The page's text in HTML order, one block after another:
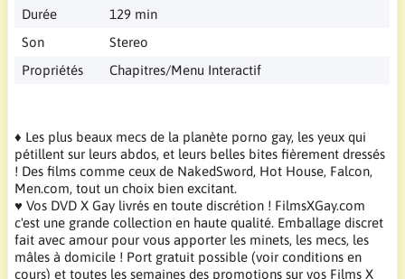
Durée
129 min
Son
Stereo
Propriétés
Chapitres/Menu Interactif
♦ Les plus beaux mecs de la planète porno gay, les yeux qui
pétillent sur leurs abdos, et leurs belles bites fièrement dressés
! Des films comme ceux de NakedSword, Hot House, Falcon,
Men.com, tout un choix bien excitant.
♥ Vos DVD X Gay livrés en toute discrétion ! FilmsXGay.com
c'est une grande collection en haute qualité. Emballage discret
fait avec amour pour vous apporter les minets, les mecs, les
mâles à domicile ! Port gratuit possible (voir conditions en
cours) et toutes les semaines des promotions sur vos Films X